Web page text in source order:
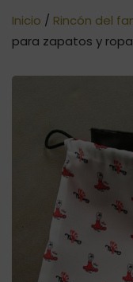
Inicio / Rincón del
para zapatos y